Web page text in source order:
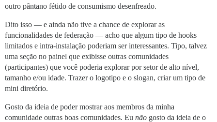
outro pântano fétido de consumismo desenfreado.
Dito isso — e ainda não tive a chance de explorar as
funcionalidades de federação — acho que algum tipo de hooks
limitados e intra-instalação poderiam ser interessantes. Tipo, talvez
uma seção no painel que exibisse outras comunidades
(participantes) que você poderia explorar por setor de alto nível,
tamanho e/ou idade. Trazer o logotipo e o slogan, criar um tipo de
mini diretório.
Gosto da ideia de poder mostrar aos membros da minha
comunidade outras boas comunidades. Eu não gosto da ideia de o